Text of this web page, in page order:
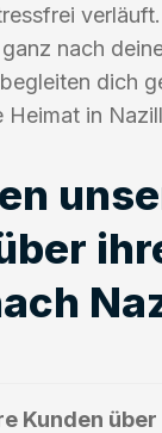
nach
dich
Heimat in
Kunden